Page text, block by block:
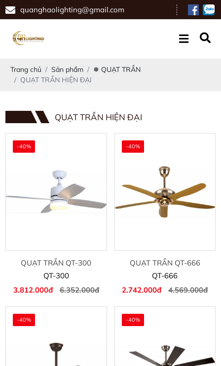
quanghaolighting@gmail.com
Trang chủ Sản phẩm
❅ QUẠT TRẦN
QUẠT TRẦN HIỆN ĐẠI
QUẠT TRẦN HIỆN ĐẠI
-40%
QUẠT TRẦN QT-300
QT-300
3.812.000đ
6.352.000đ
-40%
QUẠT TRẦN QT-666
QT-666
2.742.000đ
4.569.000đ
-40% -40%